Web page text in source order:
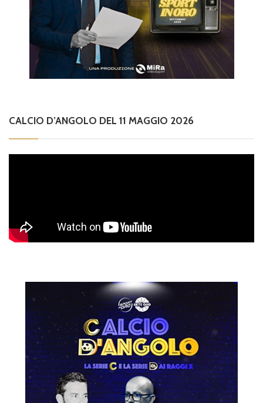
CALCIO D’ANGOLO DEL 11 MAGGIO 2026